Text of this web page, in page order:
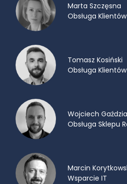
Marta Szczęsna
Obsługa
Tomasz Kosiński
Obsługa
Wojciech
Obsługa Sklepu
Marcin
Wsparcie IT